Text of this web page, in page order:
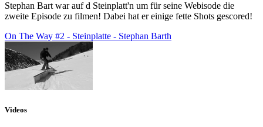
Stephan Bart war auf d Steinplatt'n um für seine Webisode die
zweite Episode zu filmen! Dabei hat er einige fette Shots gescored!
On The Way #2 - Steinplatte - Stephan Barth
Videos